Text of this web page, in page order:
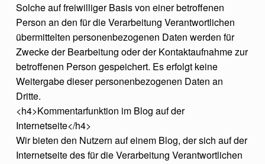
Solche auf freiwilliger Basis von einer betroffenen
Person an den für die Verarbeitung Verantwortlichen
übermittelten personenbezogenen Daten werden für
Zwecke der Bearbeitung oder der Kontaktaufnahme zur
betroffenen Person gespeichert. Es erfolgt keine
Weitergabe dieser personenbezogenen Daten an
Dritte.
<h4>Kommentarfunktion im Blog auf der
Internetseite</h4>
Wir bieten den Nutzern auf einem Blog, der sich auf der
Internetseite des für die Verarbeitung Verantwortlichen